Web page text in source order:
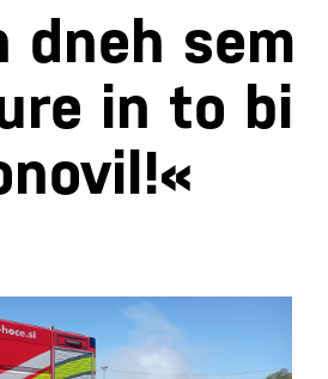
dneh sem
in to bi